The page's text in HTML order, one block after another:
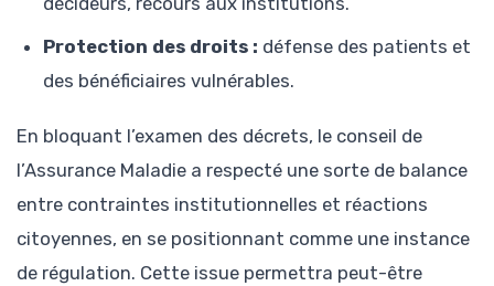
Protection des droits : défense des patients et
des bénéficiaires vulnérables.
En bloquant l’examen des décrets, le conseil de
l’Assurance Maladie a respecté une sorte de balance
entre contraintes institutionnelles et réactions
citoyennes, en se positionnant comme une instance
de régulation. Cette issue permettra peut-être